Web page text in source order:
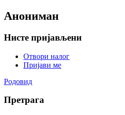
Анониман
Нисте пријављени
Отвори налог
Пријави ме
Родовид
Претрага